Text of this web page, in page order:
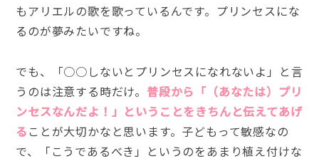
もアリエルの歌を歌っているんです。プリンセスにな
るのが夢みたいですね。
でも、「○○しないとプリンセスになれないよ」と言
うのは注意する時だけ。 普段から「（あなたは）プリ
ンセスなんだよ！」ということをきちんと伝えてあげ
る ことが大切かなと思います。子どもって敏感なの
で、「こうであるべき」というのをあまり植え付けな